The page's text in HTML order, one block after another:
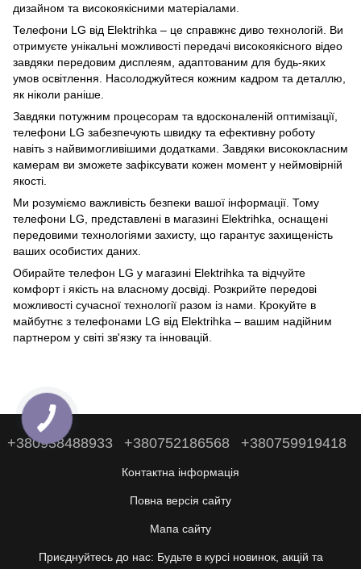
дизайном та високоякісними матеріалами.
Телефони LG від Elektrihka – це справжнє диво технологій. Ви
отримуєте унікальні можливості передачі високоякісного відео
завдяки передовим дисплеям, адаптованим для будь-яких
умов освітлення. Насолоджуйтеся кожним кадром та деталлю,
як ніколи раніше.
Завдяки потужним процесорам та вдосконаленій оптимізації,
телефони LG забезпечують швидку та ефективну роботу
навіть з найвимогливішими додатками. Завдяки висококласним
камерам ви зможете зафіксувати кожен момент у неймовірній
якості.
Ми розуміємо важливість безпеки вашої інформації. Тому
телефони LG, представлені в магазині Elektrihka, оснащені
передовими технологіями захисту, що гарантує захищеність
ваших особистих даних.
Обирайте телефон LG у магазині Elektrihka та відчуйте
комфорт і якість на власному досвіді. Розкрийте передові
можливості сучасної технології разом із нами. Крокуйте в
майбутнє з телефонами LG від Elektrihka – вашим надійним
партнером у світі зв'язку та інновацій.
+380938488933 +380752186568 +380759919418
Контактна інформація
Повна версія сайту
Мапа сайту
Приєднуйтесь до нас: Будьте в курсі новинок, акцій та